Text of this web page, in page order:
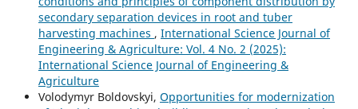
secondary separation devices in root and tuber
harvesting machines , International Science Journal of
Engineering & Agriculture: Vol. 4 No. 2 (2025):
International Science Journal of Engineering &
Agriculture
Volodymyr Boldovskyi, Opportunities for modernization